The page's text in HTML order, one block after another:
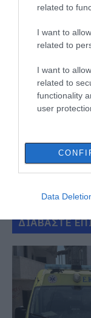
related to
I want to
related to
I want to
related to
functionality
user
Data
ΔΙΑΒΑΣΤΕ